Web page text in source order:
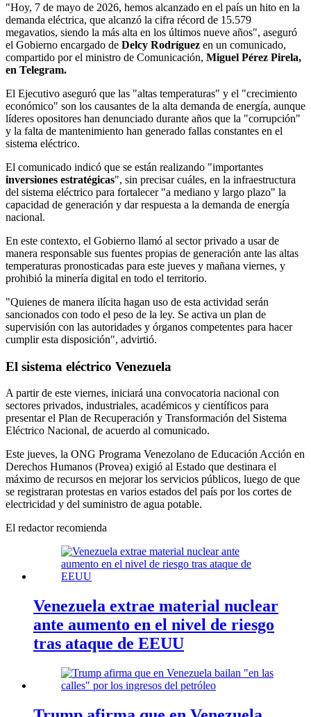
"Hoy, 7 de mayo de 2026, hemos alcanzado en el país un hito en la
demanda eléctrica, que alcanzó la cifra récord de 15.579
megavatios, siendo la más alta en los últimos nueve años", aseguró
el Gobierno encargado de Delcy Rodríguez en un comunicado,
compartido por el ministro de Comunicación, Miguel Pérez Pirela,
en Telegram.
El Ejecutivo aseguró que las "altas temperaturas" y el "crecimiento
económico" son los causantes de la alta demanda de energía, aunque
líderes opositores han denunciado durante años que la "corrupción"
y la falta de mantenimiento han generado fallas constantes en el
sistema eléctrico.
El comunicado indicó que se están realizando "importantes
inversiones estratégicas", sin precisar cuáles, en la infraestructura
del sistema eléctrico para fortalecer "a mediano y largo plazo" la
capacidad de generación y dar respuesta a la demanda de energía
nacional.
En este contexto, el Gobierno llamó al sector privado a usar de
manera responsable sus fuentes propias de generación ante las altas
temperaturas pronosticadas para este jueves y mañana viernes, y
prohibió la minería digital en todo el territorio.
"Quienes de manera ilícita hagan uso de esta actividad serán
sancionados con todo el peso de la ley. Se activa un plan de
supervisión con las autoridades y órganos competentes para hacer
cumplir esta disposición", advirtió.
El sistema eléctrico Venezuela
A partir de este viernes, iniciará una convocatoria nacional con
sectores privados, industriales, académicos y científicos para
presentar el Plan de Recuperación y Transformación del Sistema
Eléctrico Nacional, de acuerdo al comunicado.
Este jueves, la ONG Programa Venezolano de Educación Acción en
Derechos Humanos (Provea) exigió al Estado que destinara el
máximo de recursos en mejorar los servicios públicos, luego de que
se registraran protestas en varios estados del país por los cortes de
electricidad y del suministro de agua potable.
El redactor recomienda
Venezuela extrae material nuclear
ante aumento en el nivel de riesgo
tras ataque de EEUU